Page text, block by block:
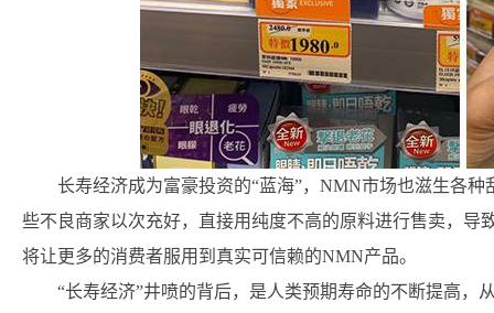
长寿经济成为富豪投资的“蓝海”，NMN市场也滋生各
些不良商家以次充好，直接用纯度不高的原料进行售卖，
将让更多的消费者服用到真实可信赖的NMN产品。
“长寿经济”井喷的背后，是人类预期寿命的不断提高，